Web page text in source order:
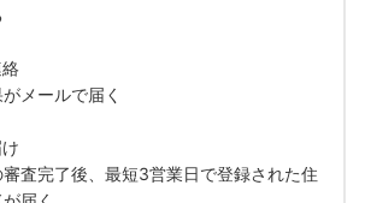
が メールで届く
査完了後、最短3営業日で登録された住